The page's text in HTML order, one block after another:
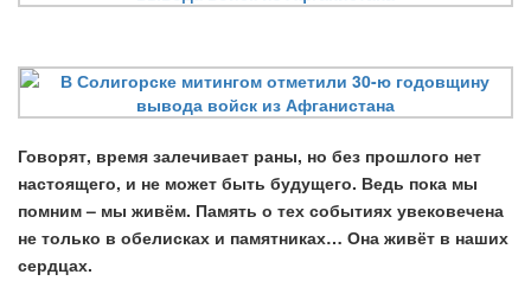
Говорят, время залечивает раны, но без прошлого нет
настоящего, и не может быть будущего. Ведь пока мы
помним – мы живём. Память о тех событиях увековечена
не только в обелисках и памятниках… Она живёт в наших
сердцах.